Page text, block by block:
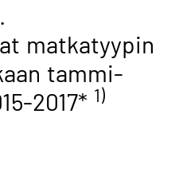
matkatyypin
tammi-
2017* 1)